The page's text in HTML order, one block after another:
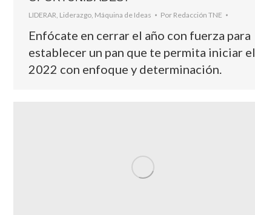
LIDERAR Liderazgo Máquina de Ideas Por Redacción TNE
Enfócate en cerrar el año con fuerza para
establecer un pan que te permita iniciar el
2022 con enfoque y determinación.